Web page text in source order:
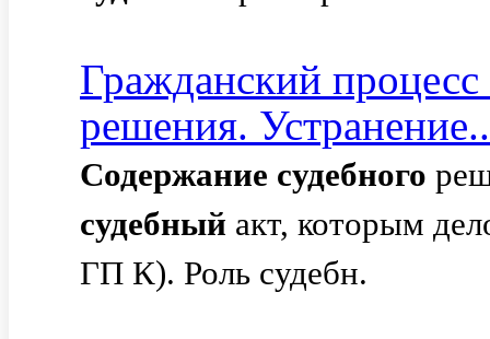
Гражданский
решения.
Содержание судебного
судебный акт, которым
ГП К). Роль судебн.